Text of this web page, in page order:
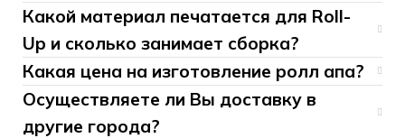
Какой материал печатается для Roll-
Up и сколько занимает сборка?
Какая цена на изготовление ролл апа?
Осуществляете ли Вы доставку в
другие города?